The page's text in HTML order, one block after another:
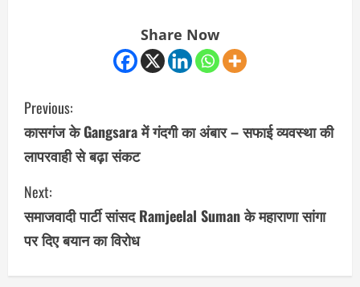
Share Now
C
o
n
t
i
n
Previous:
कासगंज के Gangsara में गंदगी का अंबार – सफाई व्यवस्था की
लापरवाही से बढ़ा संकट
Next:
समाजवादी पार्टी सांसद Ramjeelal Suman के महाराणा सांगा
पर दिए बयान का विरोध